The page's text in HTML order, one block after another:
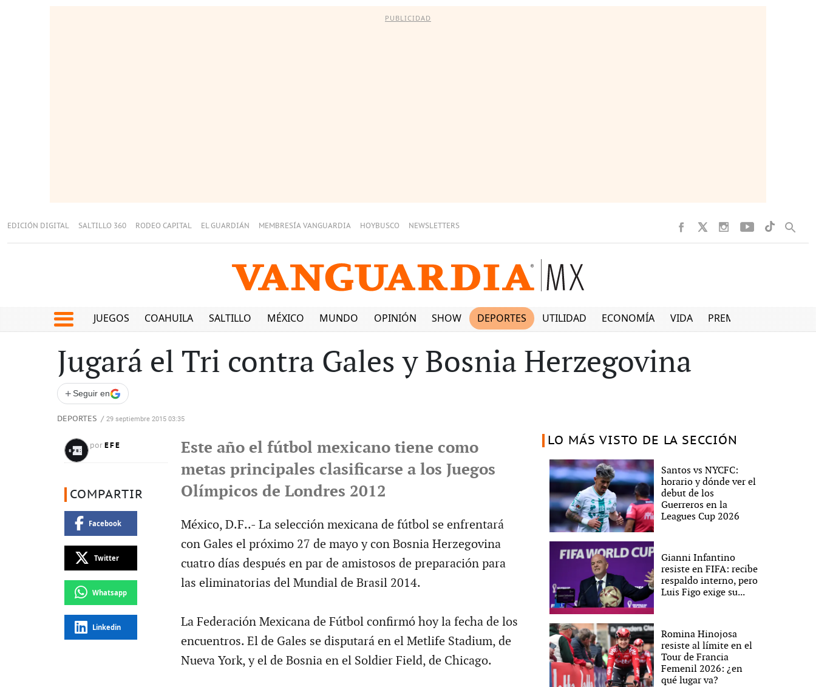
PUBLICIDAD
EDICIÓN DIGITAL SALTILLO 360 RODEO CAPITAL EL GUARDIÁN MEMBRESÍA VANGUARDIA HOYBUSCO NEWSLETTERS
JUEGOS COAHUILA SALTILLO MÉXICO MUNDO OPINIÓN SHOW DEPORTES UTILIDAD ECONOMÍA VIDA PREMIUM
Jugará el Tri contra Gales y Bosnia Herzegovina
+ Seguir en
DEPORTES / 29 septiembre 2015 03:35
por EFE
COMPARTIR
Facebook
Twitter
Whatsapp
Linkedin
Este año el fútbol mexicano tiene como
metas principales clasificarse a los Juegos
Olímpicos de Londres 2012
México, D.F..- La selección mexicana de fútbol se enfrentará
con Gales el próximo 27 de mayo y con Bosnia Herzegovina
cuatro días después en par de amistosos de preparación para
las eliminatorias del Mundial de Brasil 2014.
La Federación Mexicana de Fútbol confirmó hoy la fecha de los
encuentros. El de Gales se disputará en el Metlife Stadium, de
Nueva York, y el de Bosnia en el Soldier Field, de Chicago.
LO MÁS VISTO DE LA SECCIÓN
Santos vs NYCFC:
horario y dónde ver el
debut de los
Guerreros en la
Leagues Cup 2026
Gianni Infantino
resiste en FIFA: recibe
respaldo interno, pero
Luis Figo exige su...
Romina Hinojosa
resiste al límite en el
Tour de Francia
Femenil 2026: ¿en
qué lugar va?